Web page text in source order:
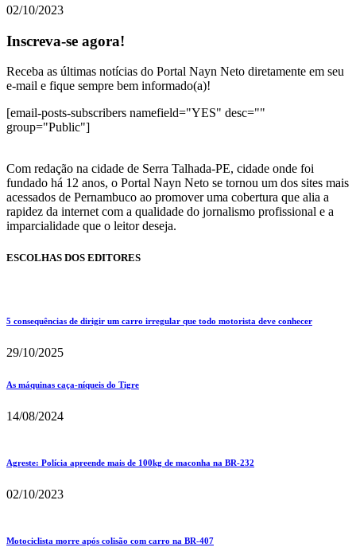
02/10/2023
Inscreva-se agora!
Receba as últimas notícias do Portal Nayn Neto diretamente em seu
e-mail e fique sempre bem informado(a)!
[email-posts-subscribers namefield="YES" desc=""
group="Public"]
Com redação na cidade de Serra Talhada-PE, cidade onde foi
fundado há 12 anos, o Portal Nayn Neto se tornou um dos sites mais
acessados de Pernambuco ao promover uma cobertura que alia a
rapidez da internet com a qualidade do jornalismo profissional e a
imparcialidade que o leitor deseja.
ESCOLHAS DOS EDITORES
5 consequências de dirigir um carro irregular que todo motorista deve conhecer
29/10/2025
As máquinas caça-níqueis do Tigre
14/08/2024
Agreste: Polícia apreende mais de 100kg de maconha na BR-232
02/10/2023
Motociclista morre após colisão com carro na BR-407